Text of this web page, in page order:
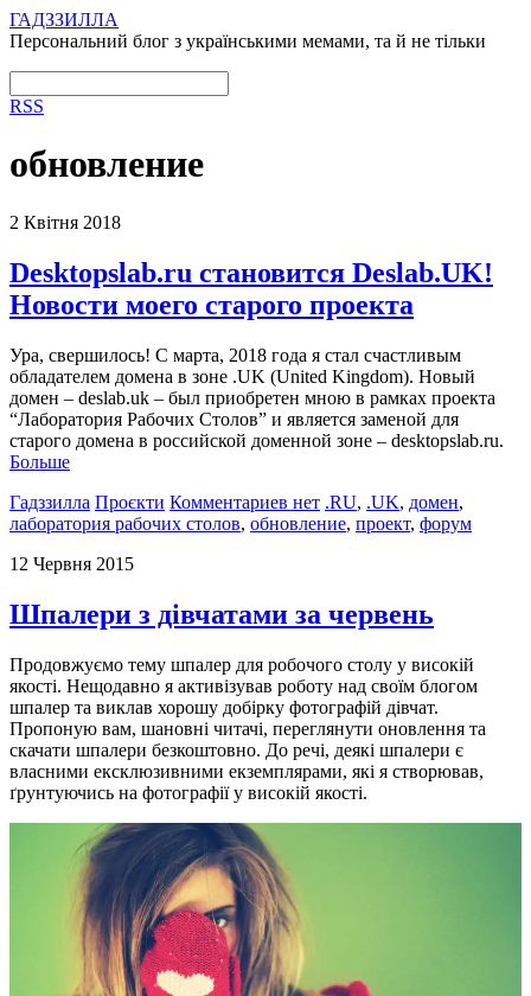
ГАДЗЗИЛЛА
Персональний блог з українськими мемами, та й не тільки
RSS
обновление
2 Квітня 2018
Desktopslab.ru становится Deslab.UK!
Новости моего старого проекта
Ура, свершилось! С марта, 2018 года я стал счастливым
обладателем домена в зоне .UK (United Kingdom). Новый
домен – deslab.uk – был приобретен мною в рамках проекта
“Лаборатория Рабочих Столов” и является заменой для
старого домена в российской доменной зоне – desktopslab.ru.
Больше
Гадззилла Проєкти Комментариев нет .RU, .UK, домен,
лаборатория рабочих столов, обновление, проект, форум
12 Червня 2015
Шпалери з дівчатами за червень
Продовжуємо тему шпалер для робочого столу у високій
якості. Нещодавно я активізував роботу над своїм блогом
шпалер та виклав хорошу добірку фотографій дівчат.
Пропоную вам, шановні читачі, переглянути оновлення та
скачати шпалери безкоштовно. До речі, деякі шпалери є
власними ексклюзивними екземплярами, які я створював,
ґрунтуючись на фотографії у високій якості.